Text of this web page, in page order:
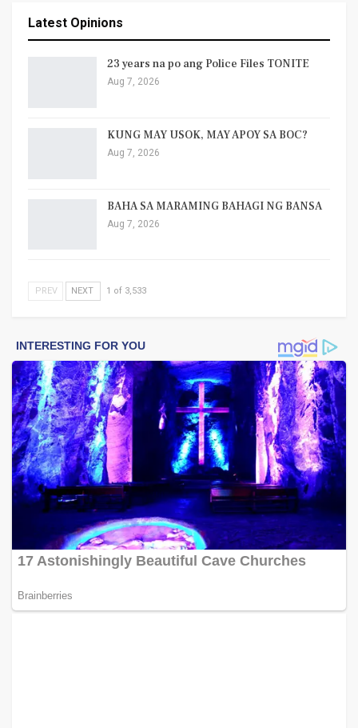
Latest Opinions
23 years na po ang Police Files TONITE
Aug 7, 2026
KUNG MAY USOK, MAY APOY SA BOC?
Aug 7, 2026
BAHA SA MARAMING BAHAGI NG BANSA
Aug 7, 2026
PREV NEXT 1 of 3,533